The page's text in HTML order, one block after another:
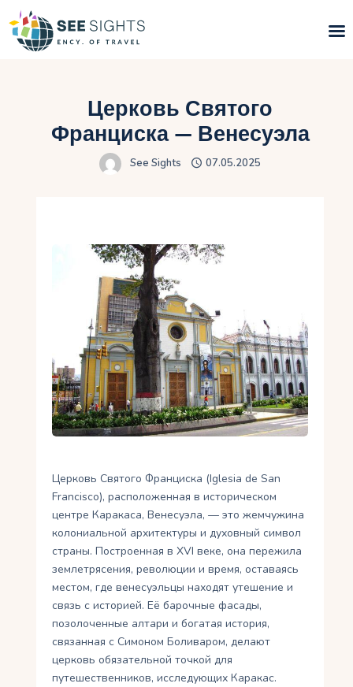
Горящие туры
Типы Туров
Контакты
Укр
Церковь Святого
Франциска — Венесуэла
See Sights 07.05.2025
Церковь Святого Франциска (Iglesia de San
Francisco), расположенная в историческом
центре Каракаса, Венесуэла, — это жемчужина
колониальной архитектуры и духовный символ
страны. Построенная в XVI веке, она пережила
землетрясения, революции и время, оставаясь
местом, где венесуэльцы находят утешение и
связь с историей. Её барочные фасады,
позолоченные алтари и богатая история,
связанная с Симоном Боливаром, делают
церковь обязательной точкой для
путешественников, исследующих Каракас.